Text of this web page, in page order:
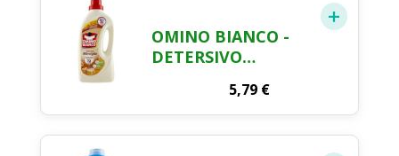
CON ESSENZA DI
MUSCHIO BIANCO,
1400 ML
OMINO BIANCO -
DETERSIVO
LIQUIDO, 35
LAVAGGI, RISPETTA
COLORI E TESSUTI,
5,79 €